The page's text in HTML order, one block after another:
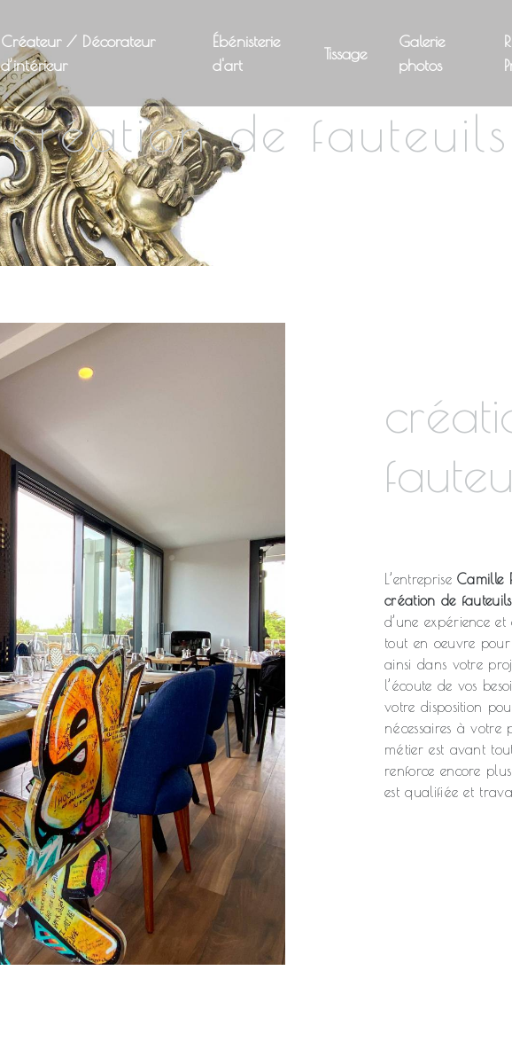
Créateur / Décorateur
d’intérieur
Ébénisterie
d'art
Tissage
Galerie
photos
création de
L’entrepriseCamille
création de fauteuils
d’une expérience
tout en oeuvre
ainsi dans votre
l’écoute de vos
votre disposition
nécessaires à votre
métier est avant
renforce encore
est qualifiée et